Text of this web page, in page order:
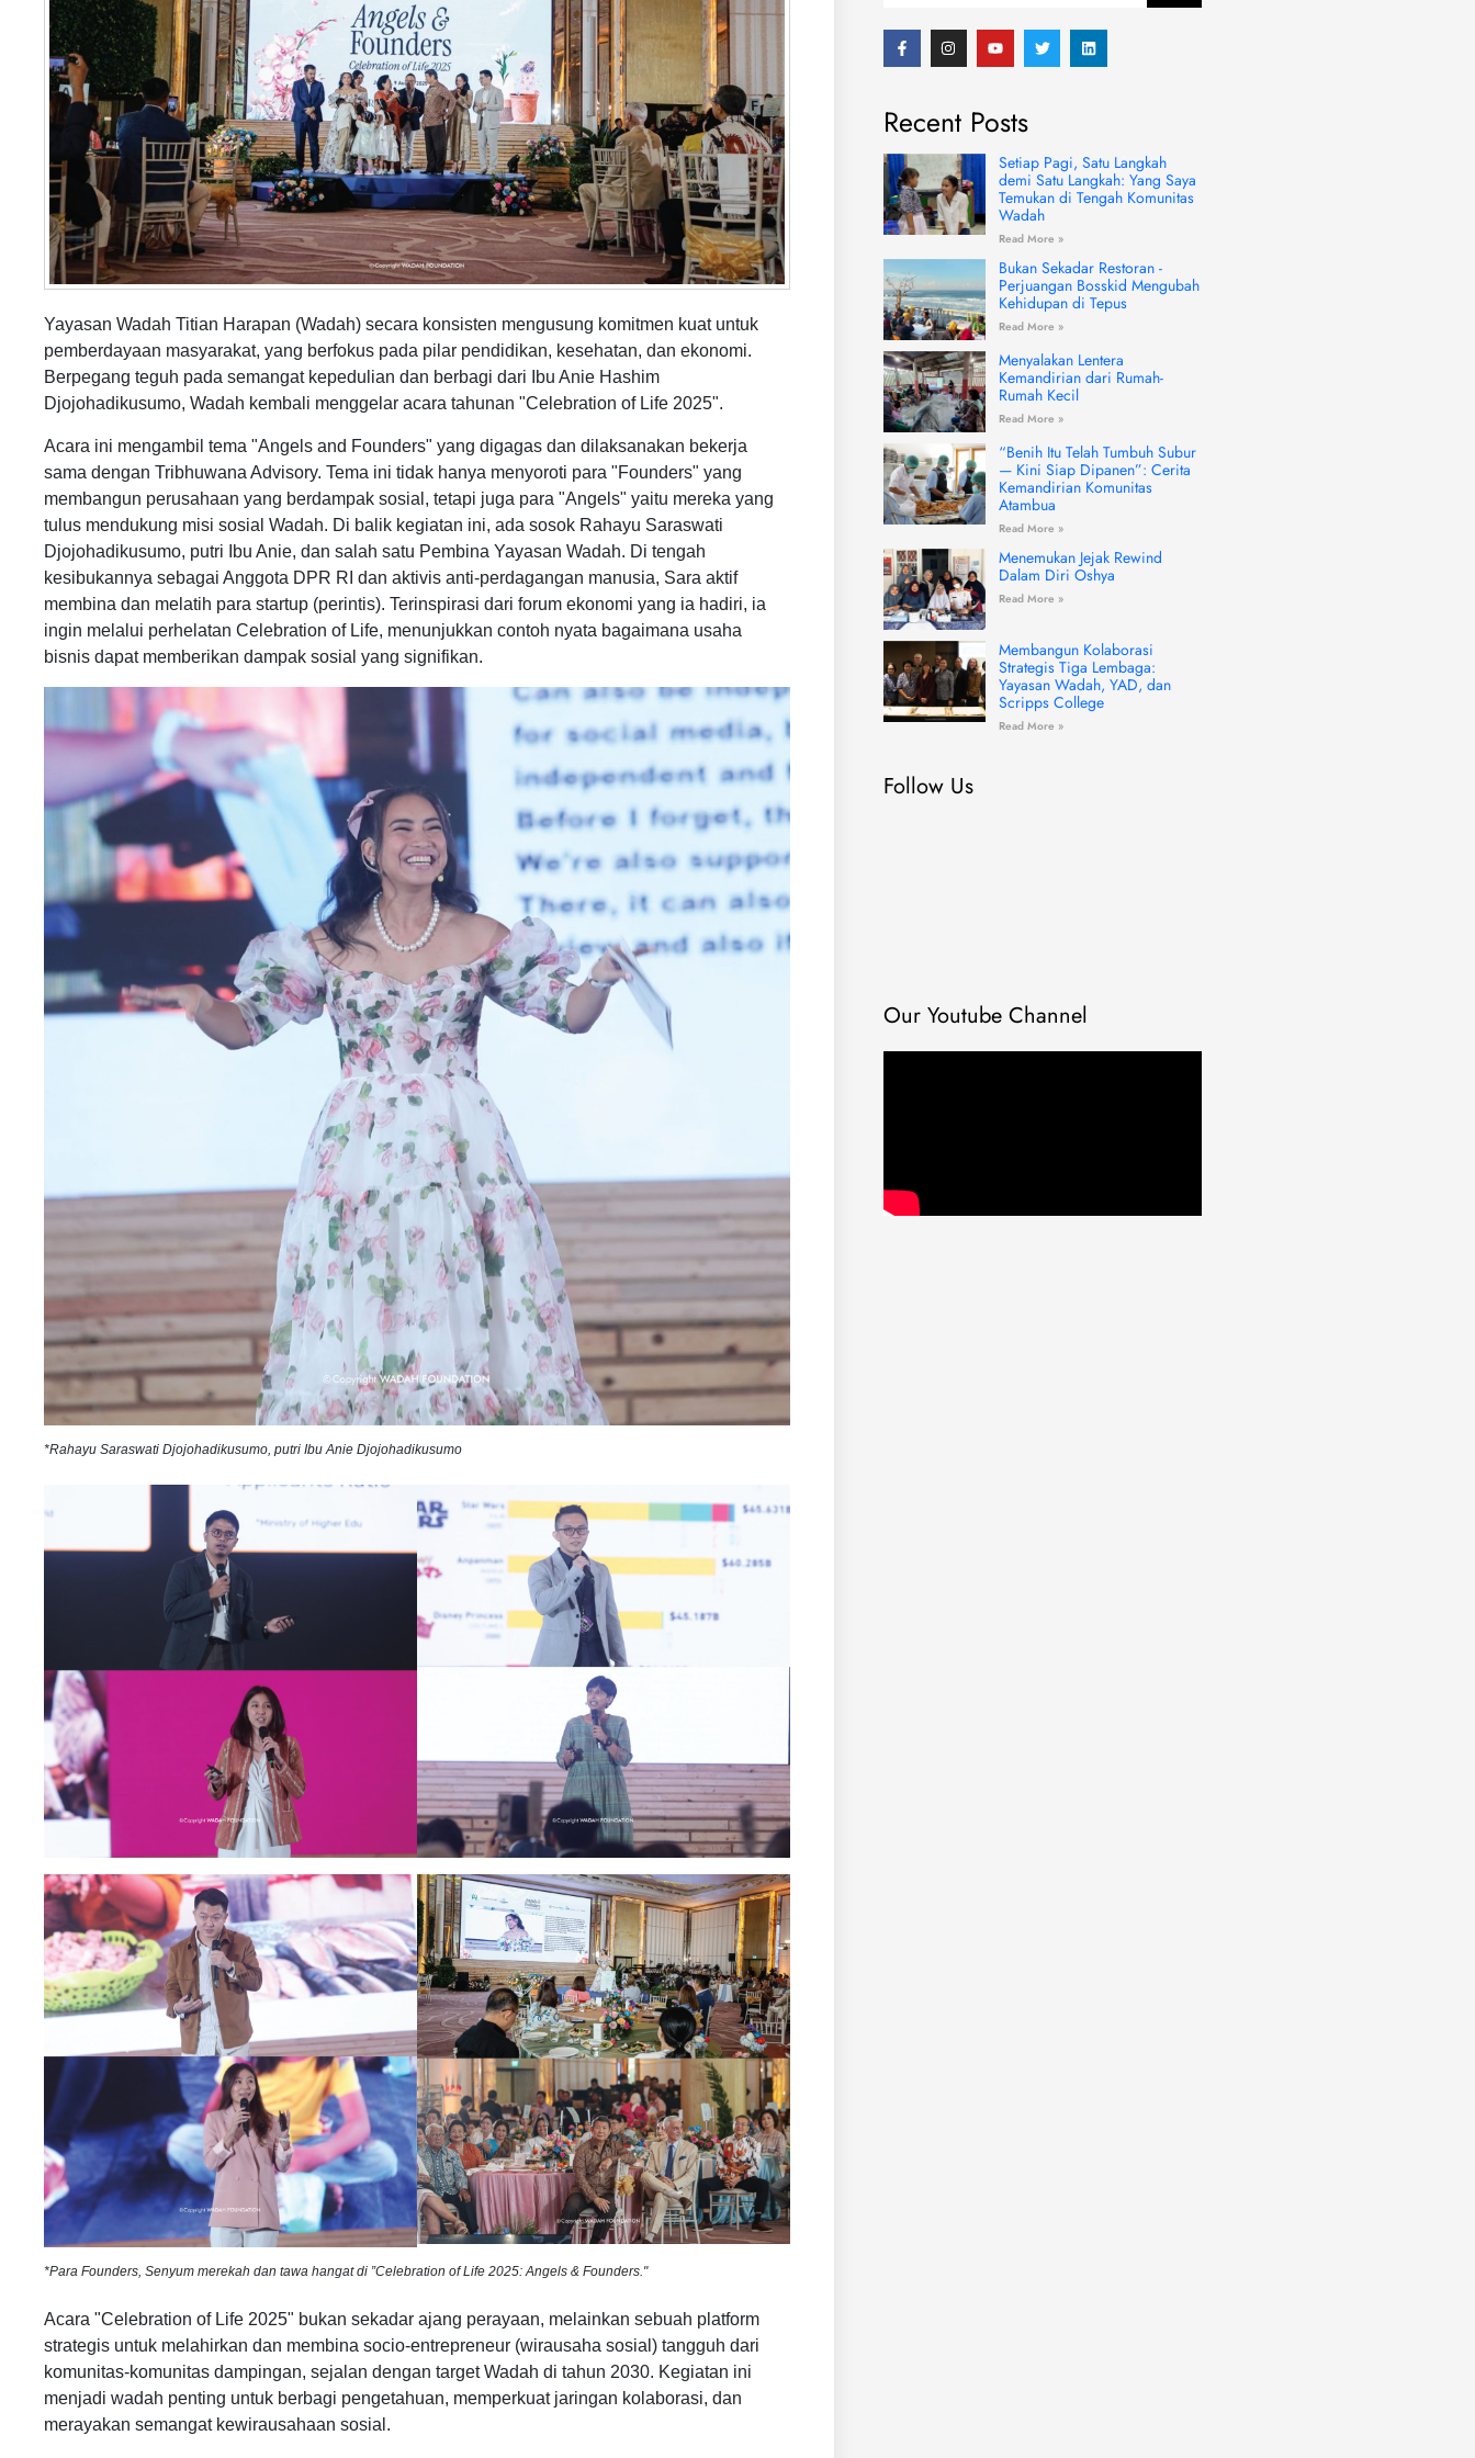
Yayasan Wadah Titian Harapan (Wadah) secara konsisten mengusung komitmen kuat untuk
pemberdayaan masyarakat, yang berfokus pada pilar pendidikan, kesehatan, dan ekonomi.
Berpegang teguh pada semangat kepedulian dan berbagi dari Ibu Anie Hashim
Djojohadikusumo, Wadah kembali menggelar acara tahunan "Celebration of Life 2025".
Acara ini mengambil tema "Angels and Founders" yang digagas dan dilaksanakan bekerja
sama dengan Tribhuwana Advisory. Tema ini tidak hanya menyoroti para "Founders" yang
membangun perusahaan yang berdampak sosial, tetapi juga para "Angels" yaitu mereka yang
tulus mendukung misi sosial Wadah. Di balik kegiatan ini, ada sosok Rahayu Saraswati
Djojohadikusumo, putri Ibu Anie, dan salah satu Pembina Yayasan Wadah. Di tengah
kesibukannya sebagai Anggota DPR RI dan aktivis anti-perdagangan manusia, Sara aktif
membina dan melatih para startup (perintis). Terinspirasi dari forum ekonomi yang ia hadiri, ia
ingin melalui perhelatan Celebration of Life, menunjukkan contoh nyata bagaimana usaha
bisnis dapat memberikan dampak sosial yang signifikan.
*Rahayu Saraswati Djojohadikusumo, putri Ibu Anie Djojohadikusumo
*Para Founders, Senyum merekah dan tawa hangat di ”Celebration of Life 2025: Angels & Founders."
Acara "Celebration of Life 2025" bukan sekadar ajang perayaan, melainkan sebuah platform
strategis untuk melahirkan dan membina socio-entrepreneur (wirausaha sosial) tangguh dari
komunitas-komunitas dampingan, sejalan dengan target Wadah di tahun 2030. Kegiatan ini
menjadi wadah penting untuk berbagi pengetahuan, memperkuat jaringan kolaborasi, dan
merayakan semangat kewirausahaan sosial.
F
a
c
o
-
f
I
n
s
r
m
Y
o
u
e
T
w
i
L
i
n
Recent Posts
Setiap Pagi, Satu Langkah
demi Satu Langkah: Yang Saya
Temukan di Tengah Komunitas
Wadah
Read More »
Bukan Sekadar Restoran -
Perjuangan Bosskid Mengubah
Kehidupan di Tepus
Read More »
Menyalakan Lentera
Kemandirian dari Rumah-
Rumah Kecil
Read More »
“Benih Itu Telah Tumbuh Subur
— Kini Siap Dipanen”: Cerita
Kemandirian Komunitas
Atambua
Read More »
Menemukan Jejak Rewind
Dalam Diri Oshya
Read More »
Membangun Kolaborasi
Strategis Tiga Lembaga:
Yayasan Wadah, YAD, dan
Scripps College
Read More »
Follow Us
Our Youtube Channel